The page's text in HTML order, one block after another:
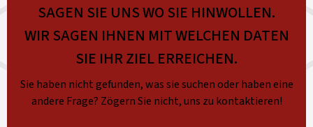
SAGEN SIE UNS WO SIE HINWOLLEN.
WIR SAGEN IHNEN MIT WELCHEN DATEN
SIE IHR ZIEL ERREICHEN.
Sie haben nicht gefunden, was sie suchen oder haben eine
andere Frage? Zögern Sie nicht, uns zu kontaktieren!